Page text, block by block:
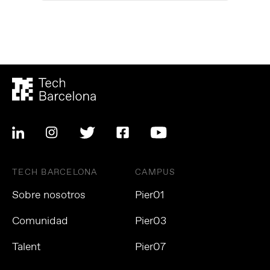
TECH BARCELONA
Sobre nosotros
Comunidad
Talent
CAMPUS
Pier01
Pier03
Pier07